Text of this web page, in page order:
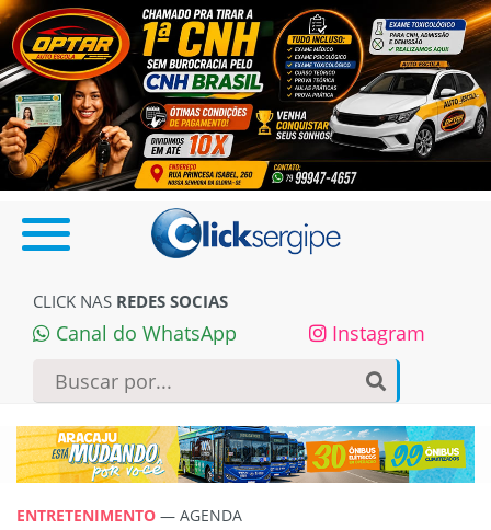
CLICK NAS REDES SOCIAS
Canal do WhatsApp Instagram
ENTRETENIMENTO — AGENDA